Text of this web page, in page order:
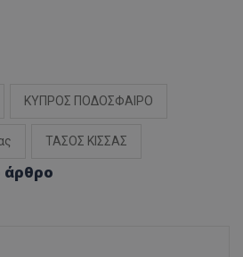
ΚΥΠΡΟΣ ΠΟΔΟΣΦΑΙΡΟ
ΤΑΣΟΣ ΚΙΣΣΑΣ
άρθρο